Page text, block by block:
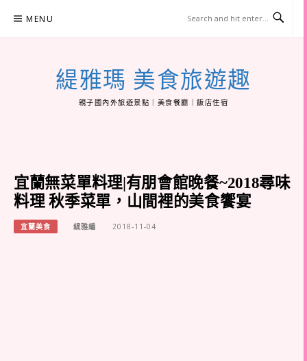
MENU
緹雅瑪 美食旅遊趣
親子國內外旅遊景點｜美食餐廳｜飯店住宿
宜蘭無菜單料理|有朋會館晚餐~2018尋味
料理 秋季菜單，山間裡的美食饗宴
宜蘭美食 緹雅編 2018-11-04